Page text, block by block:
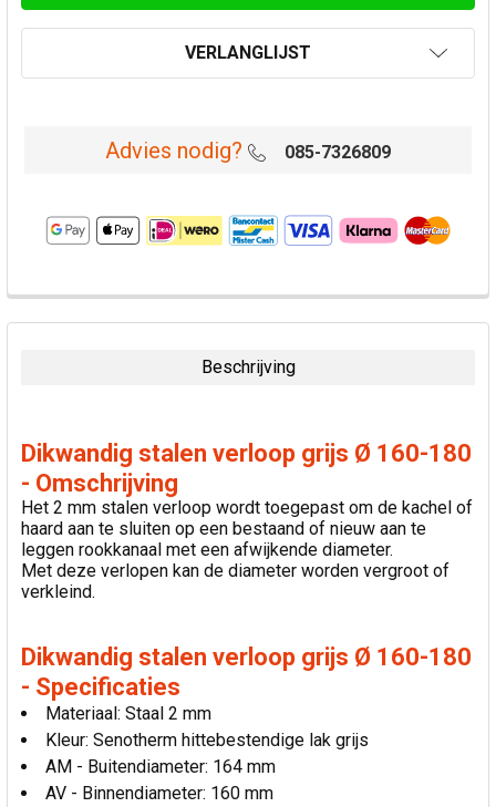
VERLANGLIJST
Advies nodig? 085-7326809
VAAK
SAMEN
VOEG
GESELECTEERDE
TOE AAN
WINKELWAGEN
Beschrijving
Dikwandig stalen verloop grijs Ø 160-180
- Omschrijving
Het 2 mm stalen verloop wordt toegepast om de kachel of
haard aan te sluiten op een bestaand of nieuw aan te
leggen rookkanaal met een afwijkende diameter.
Met deze verlopen kan de diameter worden vergroot of
verkleind.
Dikwandig stalen verloop grijs Ø 160-180
- Specificaties
Materiaal: Staal 2 mm
Kleur: Senotherm hittebestendige lak grijs
AM - Buitendiameter: 164 mm
AV - Binnendiameter: 160 mm